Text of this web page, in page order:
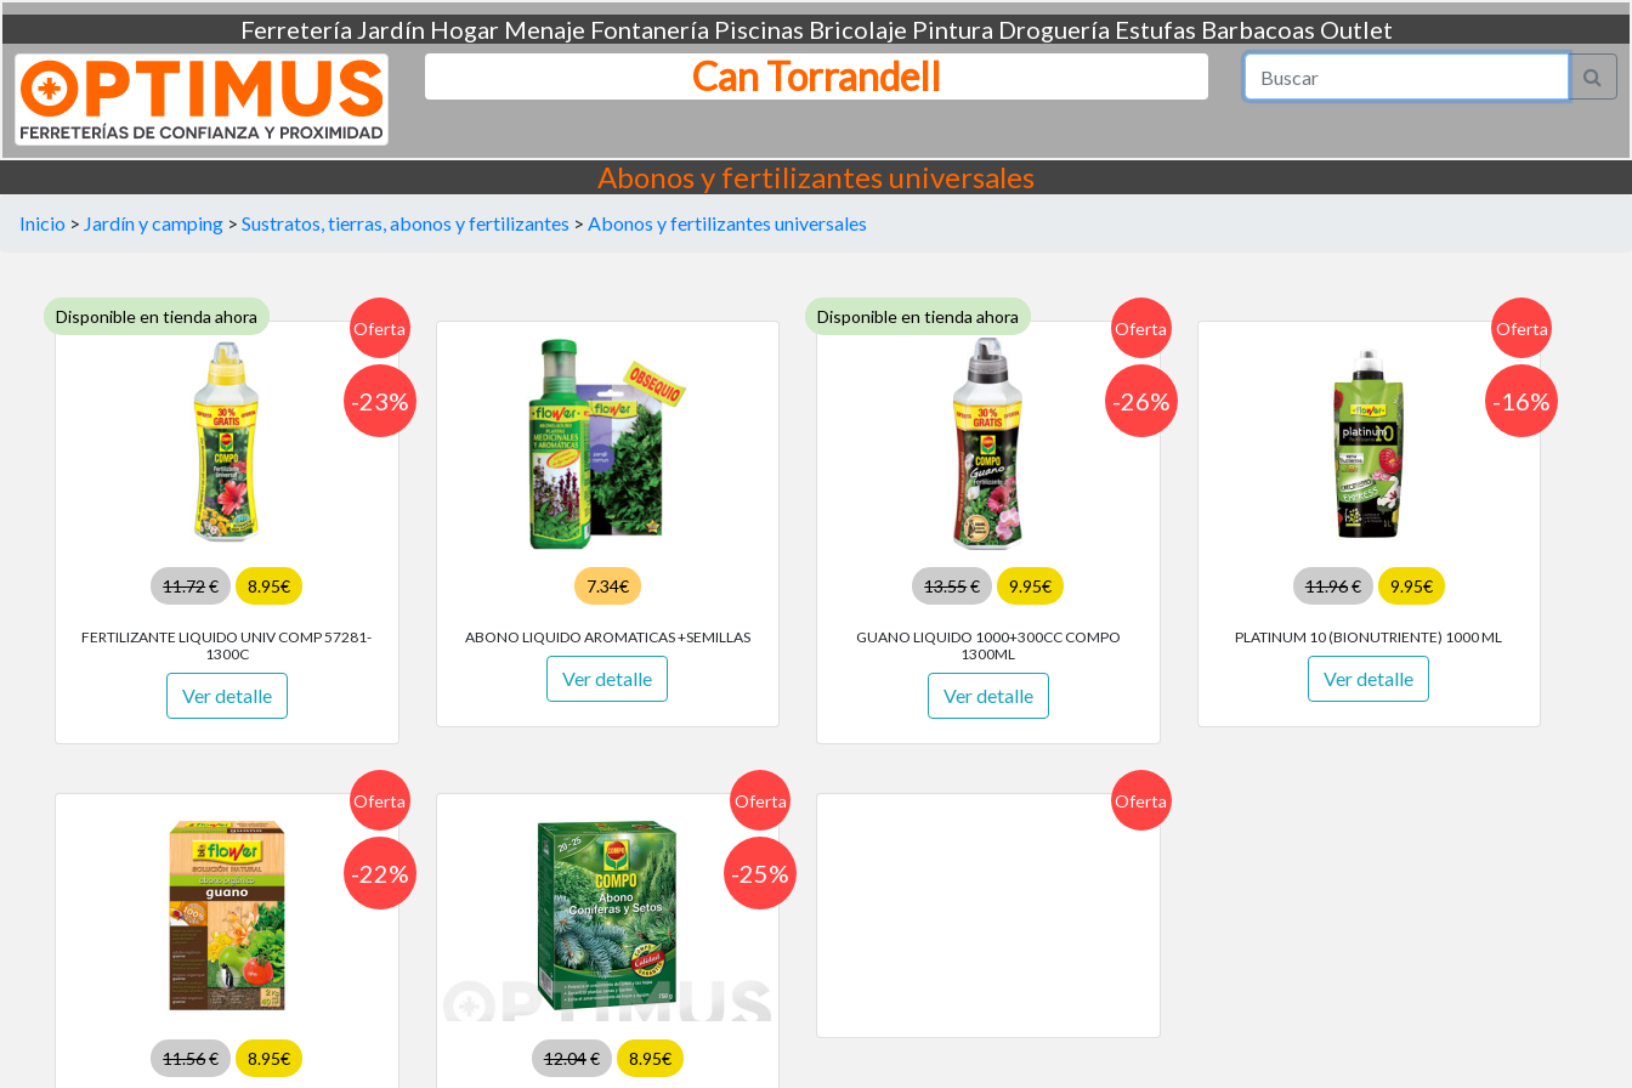
Ferretería Jardín Hogar Menaje Fontanería Piscinas Bricolaje Pintura Droguería Estufas Barbacoas Outlet
Can Torrandell
Abonos y fertilizantes universales
Inicio > Jardín y camping > Sustratos, tierras, abonos y fertilizantes > Abonos y fertilizantes universales
Disponible en tienda ahora
Oferta
11.72€ 8.95€
-23%
FERTILIZANTE LIQUIDO UNIV COMP 57281-
1300C
Ver detalle
7.34€
ABONO LIQUIDO AROMATICAS +SEMILLAS
Ver detalle
Disponible en tienda ahora
Oferta
13.55€ 9.95€
-26%
GUANO LIQUIDO 1000+300CC COMPO
1300ML
Ver detalle
Oferta
11.96€ 9.95€
-16%
PLATINUM 10 (BIONUTRIENTE) 1000 ML
Ver detalle
Oferta
11.56€ 8.95€
-22%
Oferta
12.04€ 8.95€
-25%
Oferta